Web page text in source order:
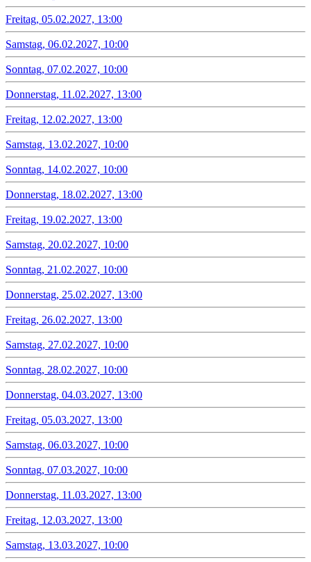
Freitag, 05.02.2027, 13:00
Samstag, 06.02.2027, 10:00
Sonntag, 07.02.2027, 10:00
Donnerstag, 11.02.2027, 13:00
Freitag, 12.02.2027, 13:00
Samstag, 13.02.2027, 10:00
Sonntag, 14.02.2027, 10:00
Donnerstag, 18.02.2027, 13:00
Freitag, 19.02.2027, 13:00
Samstag, 20.02.2027, 10:00
Sonntag, 21.02.2027, 10:00
Donnerstag, 25.02.2027, 13:00
Freitag, 26.02.2027, 13:00
Samstag, 27.02.2027, 10:00
Sonntag, 28.02.2027, 10:00
Donnerstag, 04.03.2027, 13:00
Freitag, 05.03.2027, 13:00
Samstag, 06.03.2027, 10:00
Sonntag, 07.03.2027, 10:00
Donnerstag, 11.03.2027, 13:00
Freitag, 12.03.2027, 13:00
Samstag, 13.03.2027, 10:00